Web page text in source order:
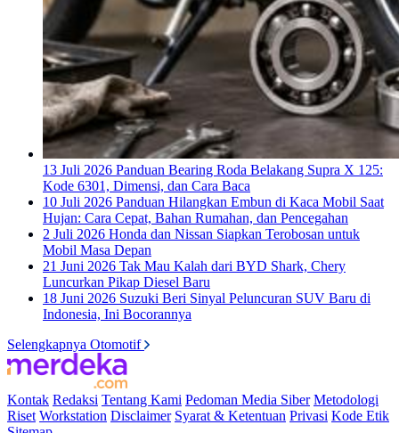
13 Juli 2026 Panduan Bearing Roda Belakang Supra X 125:
Kode 6301, Dimensi, dan Cara Baca
10 Juli 2026 Panduan Hilangkan Embun di Kaca Mobil Saat
Hujan: Cara Cepat, Bahan Rumahan, dan Pencegahan
2 Juli 2026 Honda dan Nissan Siapkan Terobosan untuk
Mobil Masa Depan
21 Juni 2026 Tak Mau Kalah dari BYD Shark, Chery
Luncurkan Pikap Diesel Baru
18 Juni 2026 Suzuki Beri Sinyal Peluncuran SUV Baru di
Indonesia, Ini Bocorannya
Selengkapnya Otomotif
Kontak Redaksi Tentang Kami Pedoman Media Siber Metodologi
Riset Workstation Disclaimer Syarat & Ketentuan Privasi Kode Etik